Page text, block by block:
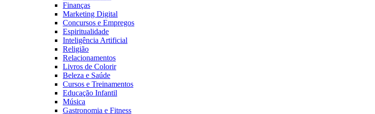
Finanças
Marketing Digital
Concursos e Empregos
Espiritualidade
Inteligência Artificial
Religião
Relacionamentos
Livros de Colorir
Beleza e Saúde
Cursos e Treinamentos
Educação Infantil
Música
Gastronomia e Fitness